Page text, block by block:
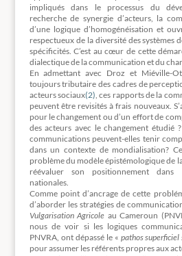
impliqués dans le processus du
recherche de synergie d’acteurs, la
d’une logique d’homogénéisation et
respectueux de la diversité des systèmes
spécificités. C’est au cœur de cette
dialectique de la communication et du
En admettant avec Droz et Miéville-
toujours tributaire des cadres de
acteurs sociaux(2) , ces rapports de la
peuvent être revisités à frais nouveaux.
pour le changement ou d’un effort de
des acteurs avec le changement étudié
communications peuvent-elles tenir
dans un contexte de mondialisation?
problème du modèle épistémologique de
réévaluer son positionnement dans
nationales.
Comme point d’ancrage de cette
d’aborder les stratégies de
Vulgarisation Agricole au Cameroun
nous de voir si les logiques
PNVRA, ont dépassé le « pathos
pour assumer les référents propres aux